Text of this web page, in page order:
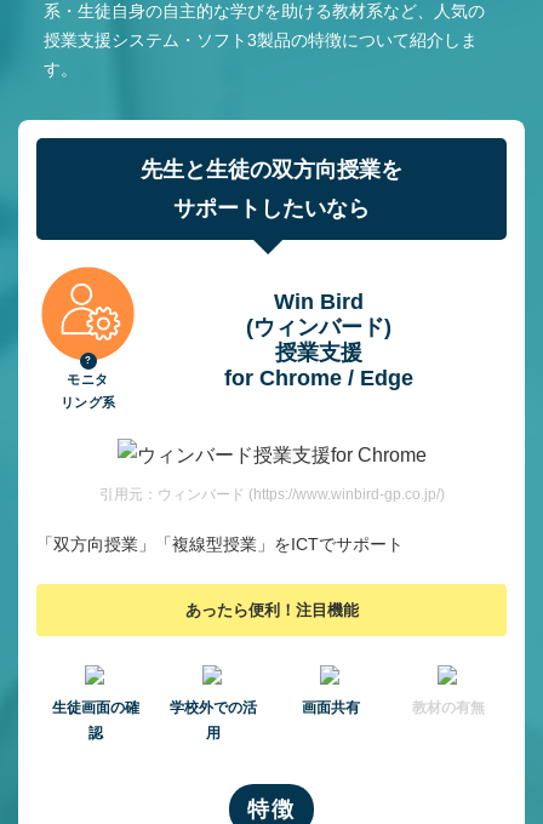
系・生徒自身の自主的な学びを助ける教材系など、人気の
授業支援システム・ソフト3製品の特徴について紹介しま
す。
先生と生徒の双方向授業を
サポートしたいなら
モニタ
リング系
Win Bird
(ウィンバード)
授業⽀援
for Chrome / Edge
引用元：ウィンバード (https://www.winbird-gp.co.jp/)
「双方向授業」「複線型授業」をICTでサポート
あったら便利！注目機能
⽣徒画⾯の確
認
学校外での活
用
画面共有 教材の有無
特徴